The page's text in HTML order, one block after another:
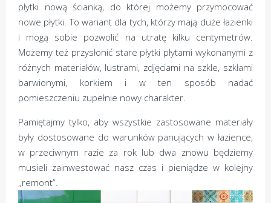
płytki nową ścianką, do której możemy przymocować
nowe płytki. To wariant dla tych, którzy mają duże łazienki
i mogą sobie pozwolić na utratę kilku centymetrów.
Możemy też przysłonić stare płytki płytami wykonanymi z
różnych materiałów, lustrami, zdjęciami na szkle, szkłami
barwionymi, korkiem i w ten sposób nadać
pomieszczeniu zupełnie nowy charakter.
Pamiętajmy tylko, aby wszystkie zastosowane materiały
były dostosowane do warunków panujących w łazience,
w przeciwnym razie za rok lub dwa znowu będziemy
musieli zainwestować nasz czas i pieniądze w kolejny
„remont”.